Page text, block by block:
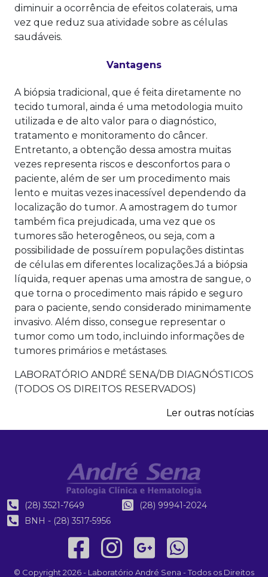
diminuir a ocorrência de efeitos colaterais, uma
vez que reduz sua atividade sobre as células
saudáveis.
Vantagens
A biópsia tradicional, que é feita diretamente no
tecido tumoral, ainda é uma metodologia muito
utilizada e de alto valor para o diagnóstico,
tratamento e monitoramento do câncer.
Entretanto, a obtenção dessa amostra muitas
vezes representa riscos e desconfortos para o
paciente, além de ser um procedimento mais
lento e muitas vezes inacessível dependendo da
localização do tumor. A amostragem do tumor
também fica prejudicada, uma vez que os
tumores são heterogêneos, ou seja, com a
possibilidade de possuírem populações distintas
de células em diferentes localizações.Já a biópsia
líquida, requer apenas uma amostra de sangue, o
que torna o procedimento mais rápido e seguro
para o paciente, sendo considerado minimamente
invasivo. Além disso, consegue representar o
tumor como um todo, incluindo informações de
tumores primários e metástases.
LABORATÓRIO ANDRÉ SENA/DB DIAGNÓSTICOS
(TODOS OS DIREITOS RESERVADOS)
Ler outras notícias
(28) 3521-7649
(28) 99941-2024
BNH - (28) 3517-5956
© Copyright 2026 - Laboratório André Sena - Todos os Direitos